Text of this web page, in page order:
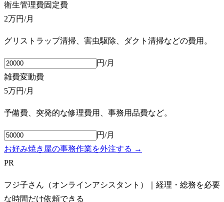
衛生管理費固定費
2万円/月
グリストラップ清掃、害虫駆除、ダクト清掃などの費用。
円/月
雑費変動費
5万円/月
予備費、突発的な修理費用、事務用品費など。
円/月
お好み焼き屋の事務作業を外注する →
PR
フジ子さん（オンラインアシスタント）｜経理・総務を必要
な時間だけ依頼できる